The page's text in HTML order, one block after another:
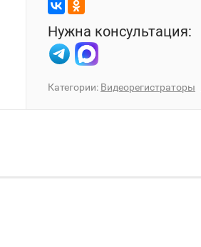
Нужна консультация:
Категории: Видеорегистраторы